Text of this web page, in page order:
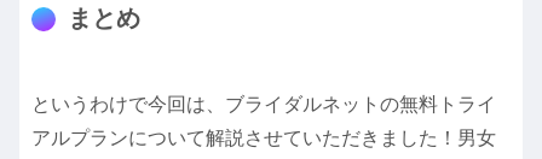
まとめ
というわけで今回は、ブライダルネットの無料トライ
アルプランについて解説させていただきました！男女